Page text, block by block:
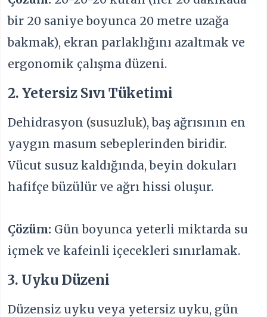
bir 20 saniye boyunca 20 metre uzağa
bakmak), ekran parlaklığını azaltmak ve
ergonomik çalışma düzeni.
2. Yetersiz Sıvı Tüketimi
Dehidrasyon (susuzluk), baş ağrısının en
yaygın masum sebeplerinden biridir.
Vücut susuz kaldığında, beyin dokuları
hafifçe büzülür ve ağrı hissi oluşur.
Çözüm: Gün boyunca yeterli miktarda su
içmek ve kafeinli içecekleri sınırlamak.
3. Uyku Düzeni
Düzensiz uyku veya yetersiz uyku, gün